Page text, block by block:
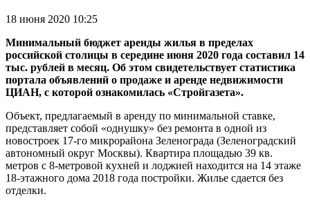
18 июня 2020 10:25
Минимальный бюджет аренды жилья в пределах
российской столицы в середине июня 2020 года составил 14
тыс. рублей в месяц. Об этом свидетельствует статистика
портала объявлений о продаже и аренде недвижимости
ЦИАН, с которой ознакомилась «Стройгазета».
Объект, предлагаемый в аренду по минимальной ставке,
представляет собой «однушку» без ремонта в одной из
новостроек 17-го микрорайона Зеленограда (Зеленоградский
автономный округ Москвы). Квартира площадью 39 кв.
метров с 8-метровой кухней и лоджией находится на 14 этаже
18-этажного дома 2018 года постройки. Жилье сдается без
отделки.